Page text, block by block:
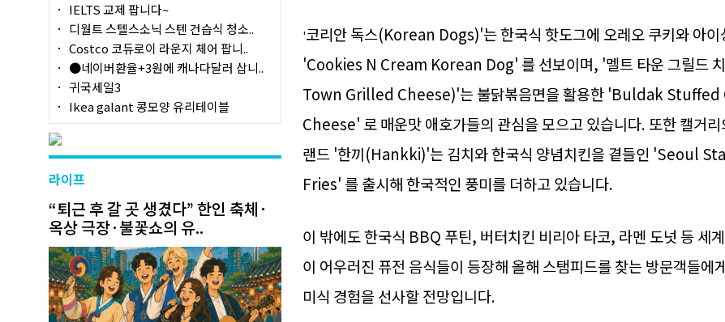
IELTS 교제 팝니다~
디월트 스텔스소닉 스텐 건습식 청소..
Costco 코듀로이 라운지 체어 팝니..
●네이버환율+3원에 캐나다달러 삽니..
귀국세일3
Ikea galant 콩모양 유리테이블
라이프
“퇴근 후 갈 곳 생겼다” 한인 축체·
옥상 극장·불꽃쇼의 유..
'코리안 독스(Korean Dogs)'는 한국식 핫도그에 오레오 쿠키와 아이
'Cookies N Cream Korean Dog' 를 선보이며, '멜트 타운 그릴드
Town Grilled Cheese)'는 불닭볶음면을 활용한 'Buldak
Cheese' 로 매운맛 애호가들의 관심을 모으고 있습니다. 또한 캘거리
랜드 '한끼(Hankki)'는 김치와 한국식 양념치킨을 곁들인 'Seoul
Fries' 를 출시해 한국적인 풍미를 더하고 있습니다.
이 밖에도 한국식 BBQ 푸틴, 버터치킨 비리아 타코, 라멘 도넛 등 세
이 어우러진 퓨전 음식들이 등장해 올해 스탬피드를 찾는 방문객들에
미식 경험을 선사할 전망입니다.